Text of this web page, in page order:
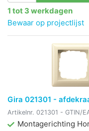
1 tot 3 werkdagen
Bewaar op projectlijst
Gira 021301 -
Artikelnr. 021301 - GTIN/
Montagerichting